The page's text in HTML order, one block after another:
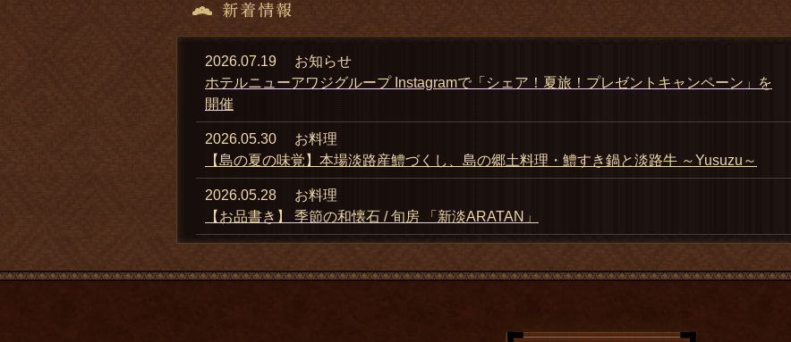
2026.07.19
お知らせ
ホテルニューアワジグループ Instagramで「シェア！夏旅！プレゼントキャンペーン」を
開催
2026.05.30
お料理
【島の夏の味覚】本場淡路産鱧づくし、島の郷土料理・鱧すき鍋と淡路牛 ～Yusuzu～
2026.05.28
お料理
【お品書き】 季節の和懐石 / 旬房 「新淡ARATAN」